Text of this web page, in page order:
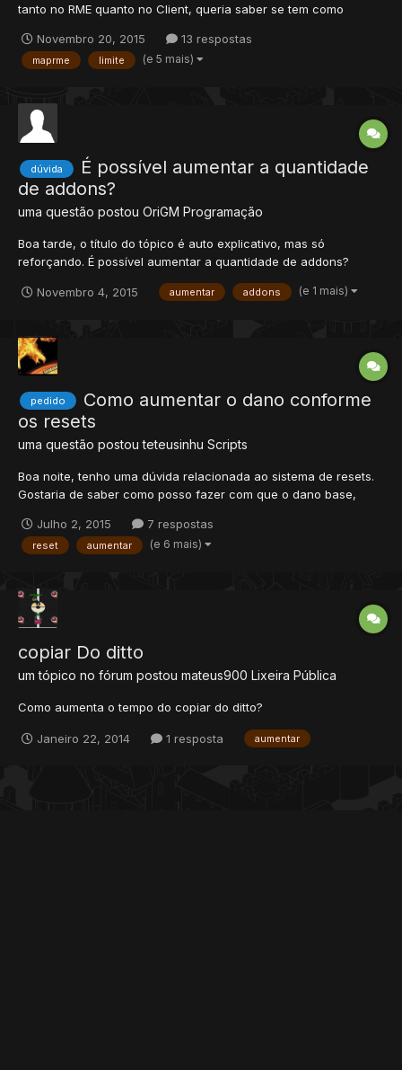
tanto no RME quanto no Client, queria saber se tem como
não me engano, queria poder aumentar esse valor, tem como ?
e se tiver, poderiam me fazer um tutorial por favor ? agrade...
Novembro 20, 2015 13 respostas
maprme limite (e 5 mais)
dúvida
É possível aumentar a quantidade
de addons?
uma questão postou OriGM Programação
Boa tarde, o título do tópico é auto explicativo, mas só
reforçando. É possível aumentar a quantidade de addons?
Minha idéia é assim que equipar uma arma, essa arma apareça
na mão do char, com isso pensei em fazer por sistema de
certo? En...
Novembro 4, 2015 aumentar addons (e 1 mais)
pedido
Como aumentar o dano conforme
os resets
uma questão postouteteusinhu Scripts
Boa noite, tenho uma dúvida relacionada ao sistema de resets.
Gostaria de saber como posso fazer com que o dano base,
acordo com a quantidade de resets. -> Suponhamos que após o
primeiro reset, o dano seja aumentado em 2 vezes, segundo
Julho 2, 2015 7 respostas
reset aumentar (e 6 mais)
copiar Do ditto
um tópico no fórum postou mateus900 Lixeira Pública
Como aumenta o tempo do copiar do ditto?
Janeiro 22, 2014 1 resposta aumentar